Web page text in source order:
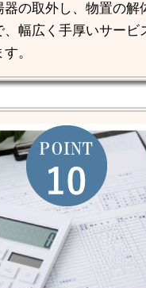
器の取外し、物置の解
、幅広く手厚いサービ
。